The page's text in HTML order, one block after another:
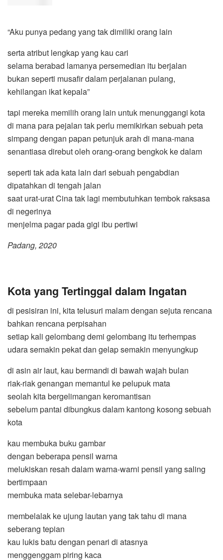
“Aku punya pedang yang tak dimiliki orang lain
serta atribut lengkap yang kau cari
selama berabad lamanya persemedian itu berjalan
bukan seperti musafir dalam perjalanan pulang,
kehilangan ikat kepala”
tapi mereka memilih orang lain untuk menunggangi kota
di mana para pejalan tak perlu memikirkan sebuah peta
simpang dengan papan petunjuk arah di mana-mana
senantiasa direbut oleh orang-orang bengkok ke dalam
seperti tak ada kata lain dari sebuah pengabdian
dipatahkan di tengah jalan
saat urat-urat Cina tak lagi membutuhkan tembok raksasa
di negerinya
menjelma pagar pada gigi ibu pertiwi
Padang, 2020
Kota yang Tertinggal dalam Ingatan
di pesisiran ini, kita telusuri malam dengan sejuta rencana
bahkan rencana perpisahan
setiap kali gelombang demi gelombang itu terhempas
udara semakin pekat dan gelap semakin menyungkup
di asin air laut, kau bermandi di bawah wajah bulan
riak-riak genangan memantul ke pelupuk mata
seolah kita bergelimangan keromantisan
sebelum pantai dibungkus dalam kantong kosong sebuah
kota
kau membuka buku gambar
dengan beberapa pensil warna
melukiskan resah dalam warna-warni pensil yang saling
bertimpaan
membuka mata selebar-lebarnya
membelalak ke ujung lautan yang tak tahu di mana
seberang tepian
kau lukis batu dengan penari di atasnya
menggenggam piring kaca